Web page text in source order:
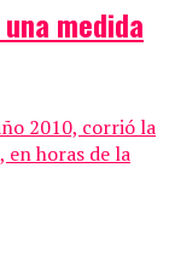
medida
2010, corrió la
horas de la